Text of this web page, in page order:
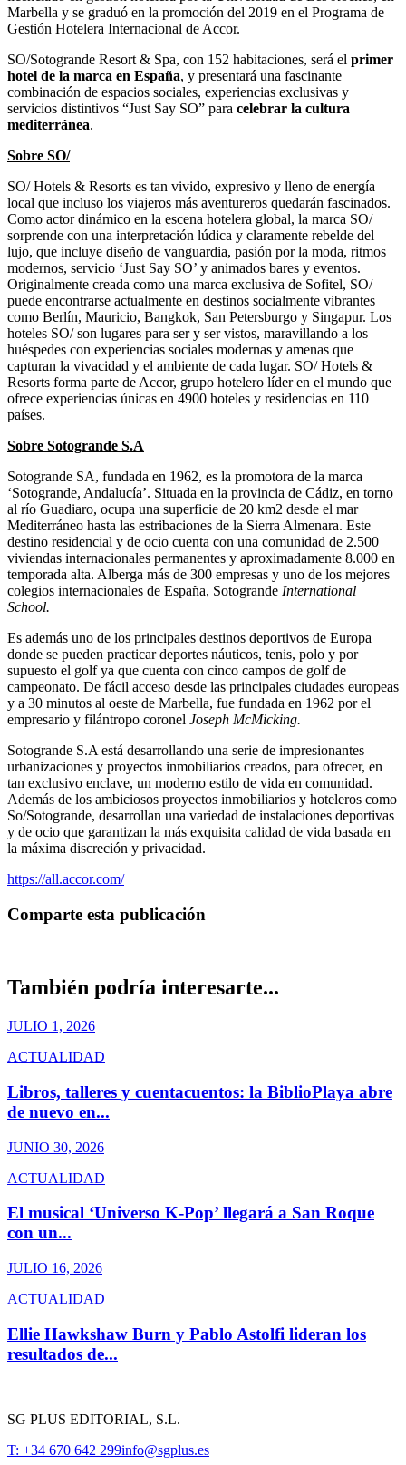
Marbella y se graduó en la promoción del 2019 en el Programa de
Gestión Hotelera Internacional de Accor.
SO/Sotogrande Resort & Spa, con 152 habitaciones, será el primer
hotel de la marca en España, y presentará una fascinante
combinación de espacios sociales, experiencias exclusivas y
servicios distintivos “Just Say SO” para celebrar la cultura
mediterránea.
Sobre SO/
SO/ Hotels & Resorts es tan vivido, expresivo y lleno de energía
local que incluso los viajeros más aventureros quedarán fascinados.
Como actor dinámico en la escena hotelera global, la marca SO/
sorprende con una interpretación lúdica y claramente rebelde del
lujo, que incluye diseño de vanguardia, pasión por la moda, ritmos
modernos, servicio ‘Just Say SO’ y animados bares y eventos.
Originalmente creada como una marca exclusiva de Sofitel, SO/
puede encontrarse actualmente en destinos socialmente vibrantes
como Berlín, Mauricio, Bangkok, San Petersburgo y Singapur. Los
hoteles SO/ son lugares para ser y ser vistos, maravillando a los
huéspedes con experiencias sociales modernas y amenas que
capturan la vivacidad y el ambiente de cada lugar. SO/ Hotels &
Resorts forma parte de Accor, grupo hotelero líder en el mundo que
ofrece experiencias únicas en 4900 hoteles y residencias en 110
países.
Sobre Sotogrande S.A
Sotogrande SA, fundada en 1962, es la promotora de la marca
‘Sotogrande, Andalucía’. Situada en la provincia de Cádiz, en torno
al río Guadiaro, ocupa una superficie de 20 km2 desde el mar
Mediterráneo hasta las estribaciones de la Sierra Almenara. Este
destino residencial y de ocio cuenta con una comunidad de 2.500
viviendas internacionales permanentes y aproximadamente 8.000 en
temporada alta. Alberga más de 300 empresas y uno de los mejores
colegios internacionales de España, Sotogrande International
School.
Es además uno de los principales destinos deportivos de Europa
donde se pueden practicar deportes náuticos, tenis, polo y por
supuesto el golf ya que cuenta con cinco campos de golf de
campeonato. De fácil acceso desde las principales ciudades europeas
y a 30 minutos al oeste de Marbella, fue fundada en 1962 por el
empresario y filántropo coronel Joseph McMicking.
Sotogrande S.A está desarrollando una serie de impresionantes
urbanizaciones y proyectos inmobiliarios creados, para ofrecer, en
tan exclusivo enclave, un moderno estilo de vida en comunidad.
Además de los ambiciosos proyectos inmobiliarios y hoteleros como
So/Sotogrande, desarrollan una variedad de instalaciones deportivas
y de ocio que garantizan la más exquisita calidad de vida basada en
la máxima discreción y privacidad.
https://all.accor.com/
Comparte esta publicación
También podría interesarte...
JULIO 1, 2026
ACTUALIDAD
Libros, talleres y cuentacuentos: la BiblioPlaya abre
de nuevo en...
JUNIO 30, 2026
ACTUALIDAD
El musical ‘Universo K-Pop’ llegará a San Roque
con un...
JULIO 16, 2026
ACTUALIDAD
Ellie Hawkshaw Burn y Pablo Astolfi lideran los
resultados de...
SG PLUS EDITORIAL, S.L.
T: +34 670 642 299info@sgplus.es